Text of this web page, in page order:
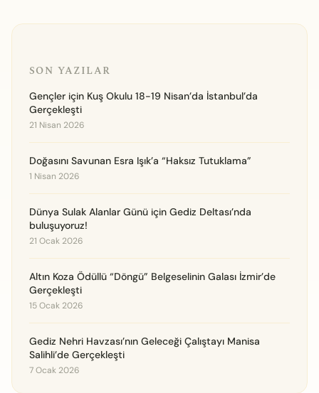
SON YAZILAR
Gençler için Kuş Okulu 18-19 Nisan’da İstanbul’da
Gerçekleşti
21 Nisan 2026
Doğasını Savunan Esra Işık’a “Haksız Tutuklama”
1 Nisan 2026
Dünya Sulak Alanlar Günü için Gediz Deltası’nda
buluşuyoruz!
21 Ocak 2026
Altın Koza Ödüllü “Döngü” Belgeselinin Galası İzmir’de
Gerçekleşti
15 Ocak 2026
Gediz Nehri Havzası’nın Geleceği Çalıştayı Manisa
Salihli’de Gerçekleşti
7 Ocak 2026